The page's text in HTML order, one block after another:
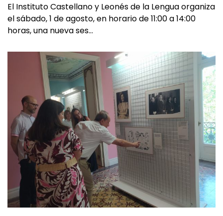
El Instituto Castellano y Leonés de la Lengua organiza
el sábado, 1 de agosto, en horario de 11:00 a 14:00
horas, una nueva ses…